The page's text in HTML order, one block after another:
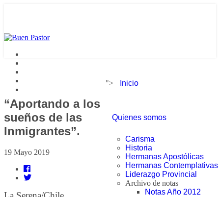
"> Inicio
Quienes somos
Carisma
Historia
Hermanas Apostólicas
Hermanas Contemplativas
Liderazgo Provincial
Archivo de notas
Notas Año 2012
“Aportando a los
sueños de las
Inmigrantes”.
19 Mayo 2019